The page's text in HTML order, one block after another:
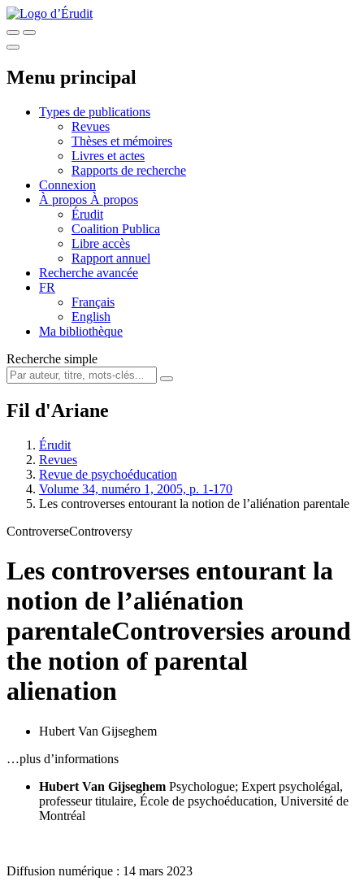
Menu principal
Types de publications
Revues
Thèses et mémoires
Livres et actes
Rapports de recherche
Connexion
À propos À propos
Érudit
Coalition Publica
Libre accès
Rapport annuel
Recherche avancée
FR
Français
English
Ma bibliothèque
Recherche simple
Fil d'Ariane
Érudit
Revues
Revue de psychoéducation
Volume 34, numéro 1, 2005, p. 1-170
Les controverses entourant la notion de l’aliénation parentale
ControverseControversy
Les controverses entourant la
notion de l’aliénation
parentaleControversies around
the notion of parental
alienation
Hubert Van Gijseghem
…plus d’informations
Hubert Van Gijseghem Psychologue; Expert psycholégal,
professeur titulaire, École de psychoéducation, Université de
Montréal
Diffusion numérique : 14 mars 2023